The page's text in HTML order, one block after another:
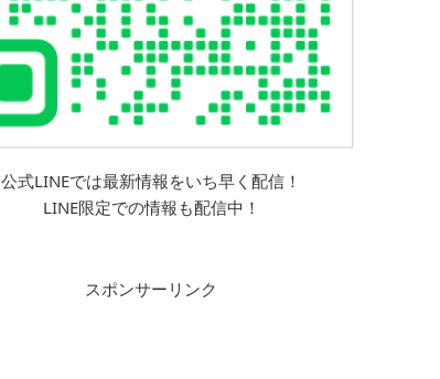
公式LINEでは最新情報をいち早く配信！
LINE限定での情報も配信中！
スポンサーリンク